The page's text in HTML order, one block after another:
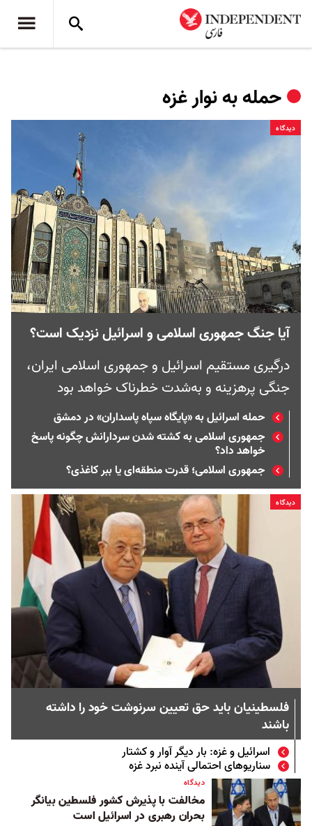
حمله به نوار غزه
دیدگاه
آیا جنگ جمهوری اسلامی و اسرائیل نزدیک است؟
درگیری مستقیم اسرائيل و جمهوری اسلامی ایران،
جنگی پرهزینه و به‌شدت خطرناک خواهد بود
حمله اسرائیل به «پایگاه سپاه پاسداران» در دمشق
جمهوری اسلامی به کشته شدن سردارانش چگونه پاسخ
خواهد داد؟
جمهوری اسلامی؛ قدرت منطقه‌ای یا ببر کاغذی؟
دیدگاه
فلسطینیان باید حق تعیین سرنوشت خود را داشته
باشند
اسرائیل و غزه: بار دیگر آوار و کشتار
سناریوهای احتمالی آینده نبرد غزه
دیدگاه
مخالفت با پذیرش کشور فلسطین بیانگر
بحران رهبری در اسرائيل است